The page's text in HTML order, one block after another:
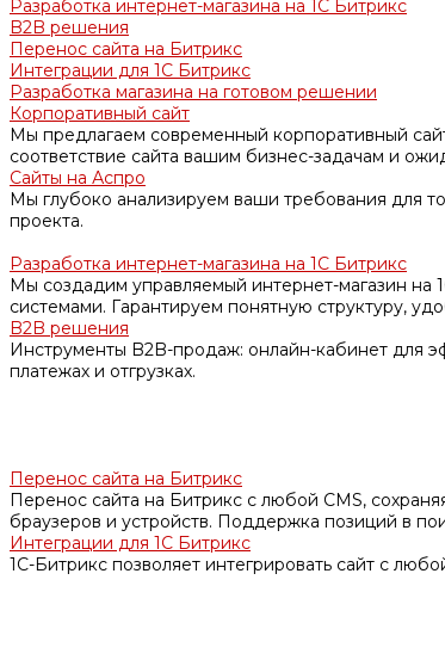
Разработка интернет-магазина на 1С Битрикс
B2B решения
Перенос сайта на Битрикс
Интеграции для 1С Битрикс
Разработка магазина на готовом решении
Корпоративный сайт
Мы предлагаем современный корпоративный
соответствие сайта вашим бизнес-задачам и
Сайты на Аспро
Мы глубоко анализируем ваши требования для
проекта.
Разработка интернет-магазина на 1С Битрикс
Мы создадим управляемый интернет-магазин на
системами. Гарантируем понятную структуру,
B2B решения
Инструменты B2B-продаж: онлайн-кабинет для
платежах и отгрузках.
Перенос сайта на Битрикс
Перенос сайта на Битрикс с любой CMS,
браузеров и устройств. Поддержка позиций в
Интеграции для 1С Битрикс
1С-Битрикс позволяет интегрировать сайт с